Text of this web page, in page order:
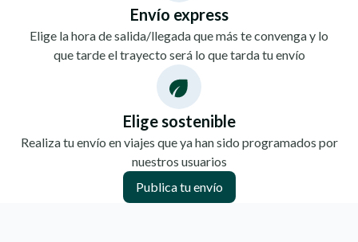
Envío express
Elige la hora de salida/llegada que más te convenga y lo
que tarde el trayecto será lo que tarda tu envío
Elige sostenible
Realiza tu envío en viajes que ya han sido programados por
nuestros usuarios
Publica tu envío